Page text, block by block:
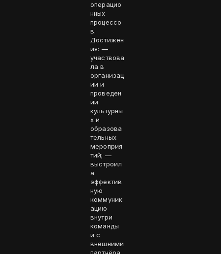
операцио
нных
процессо
в.
Достижен
ия: —
участвова
ла в
организац
ии и
проведен
ии
культурны
х и
образова
тельных
мероприя
тий; —
выстроил
а
эффектив
ную
коммуник
ацию
внутри
команды
и с
внешними